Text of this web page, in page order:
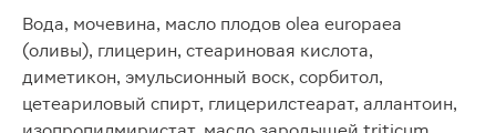
Вода, мочевина, масло плодов olea europaea
(оливы), глицерин, стеариновая кислота,
диметикон, эмульсионный воск, сорбитол,
цетеариловый спирт, глицерилстеарат, аллантоин,